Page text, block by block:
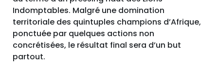
Indomptables. Malgré une domination
territoriale des quintuples champions d’Afrique,
ponctuée par quelques actions non
concrétisées, le résultat final sera d’un but
partout.